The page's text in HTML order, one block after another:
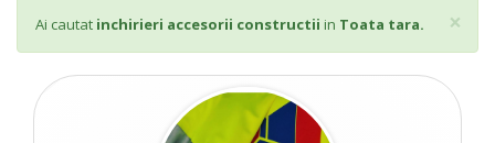
×
Ai cautat inchirieri accesorii constructii in Toata tara.